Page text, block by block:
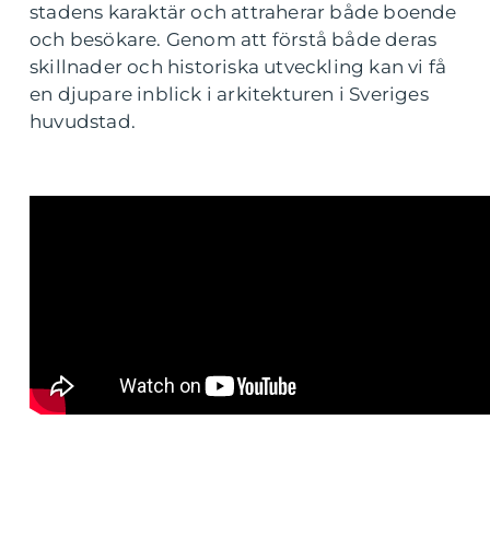
stadens karaktär och attraherar både boende
och besökare. Genom att förstå både deras
skillnader och historiska utveckling kan vi få
en djupare inblick i arkitekturen i Sveriges
huvudstad.